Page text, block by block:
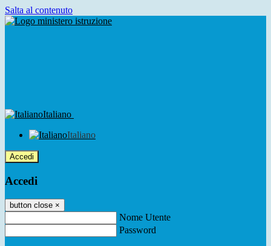
Salta al contenuto
Italiano
Italiano
Accedi
Accedi
button close ×
Nome Utente
Password